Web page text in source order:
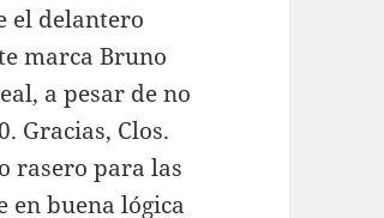
el delantero
marca Bruno
a pesar de no
Gracias, Clos.
rasero para las
en buena lógica